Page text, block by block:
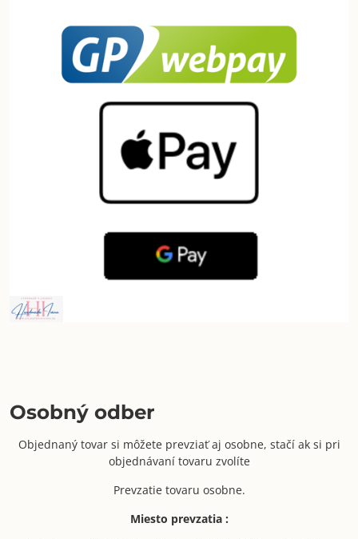
Osobný odber
Objednaný tovar si môžete prevziať aj osobne, stačí ak si pri
objednávaní tovaru zvolíte
Prevzatie tovaru osobne.
Miesto prevzatia :